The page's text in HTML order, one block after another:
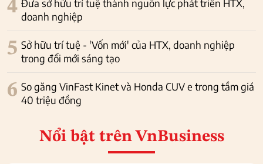
4 Đưa sở hữu trí tuệ thành nguồn lực phát triển HTX,
doanh nghiệp
5 Sở hữu trí tuệ - 'Vốn mới' của HTX, doanh nghiệp
trong đổi mới sáng tạo
6 So găng VinFast Kinet và Honda CUV e trong tầm giá
40 triệu đồng
Nổi bật trên VnBusiness